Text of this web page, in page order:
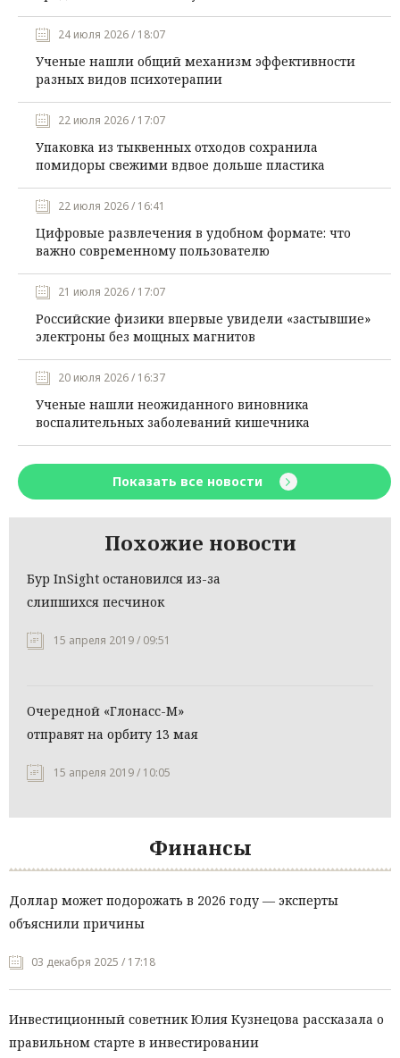
24 июля 2026 / 18:07
Ученые нашли общий механизм эффективности
разных видов психотерапии
22 июля 2026 / 17:07
Упаковка из тыквенных отходов сохранила
помидоры свежими вдвое дольше пластика
22 июля 2026 / 16:41
Цифровые развлечения в удобном формате: что
важно современному пользователю
21 июля 2026 / 17:07
Российские физики впервые увидели «застывшие»
электроны без мощных магнитов
20 июля 2026 / 16:37
Ученые нашли неожиданного виновника
воспалительных заболеваний кишечника
Показать все новости
Похожие новости
Бур InSight остановился из-за
слипшихся песчинок
15 апреля 2019 / 09:51
Очередной «Глонасс-М»
отправят на орбиту 13 мая
15 апреля 2019 / 10:05
Финансы
Доллар может подорожать в 2026 году — эксперты
объяснили причины
03 декабря 2025 / 17:18
Инвестиционный советник Юлия Кузнецова рассказала о
правильном старте в инвестировании